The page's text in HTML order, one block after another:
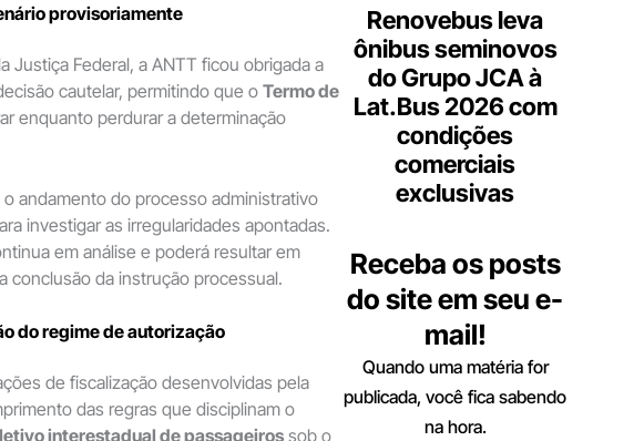
provisoriamente
Justiça Federal, a ANTT ficou obrigada a
cautelar, permitindo que o Termo de
enquanto perdurar a determinação
andamento do processo administrativo
investigar as irregularidades apontadas.
em análise e poderá resultar em
conclusão da instrução processual.
do regime de autorização
de fiscalização desenvolvidas pela
das regras que disciplinam o
interestadual de passageiros sob o
Renovebus leva
ônibus seminovos
do Grupo JCA à
Lat.Bus 2026 com
condições
comerciais
exclusivas
Receba os posts
do site em seu e-
mail!
Quando uma matéria for
publicada, você fica sabendo
na hora.